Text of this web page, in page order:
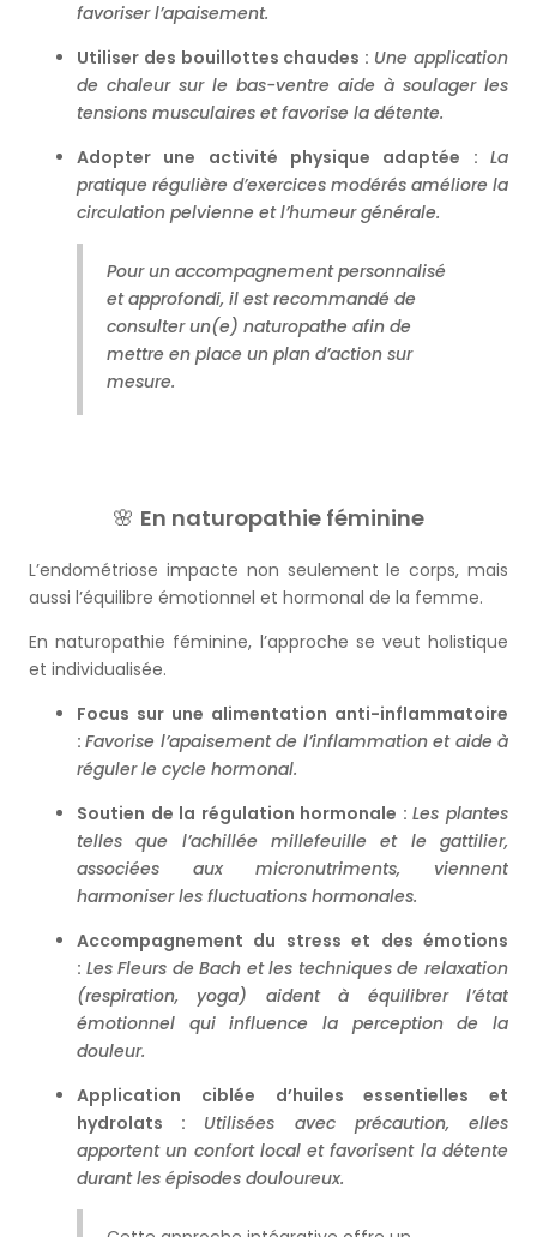
favoriser l’apaisement.
Utiliser des bouillottes chaudes : Une application
de chaleur sur le bas-ventre aide à soulager les
tensions musculaires et favorise la détente.
Adopter une activité physique adaptée : La
pratique régulière d’exercices modérés améliore la
circulation pelvienne et l’humeur générale.
Pour un accompagnement personnalisé
et approfondi, il est recommandé de
consulter un(e) naturopathe afin de
mettre en place un plan d’action sur
mesure.
🌸 En naturopathie féminine
L’endométriose impacte non seulement le corps, mais
aussi l’équilibre émotionnel et hormonal de la femme.
En naturopathie féminine, l’approche se veut holistique
et individualisée.
Focus sur une alimentation anti-inflammatoire
:Favorise l’apaisement de l’inflammation et aide à
réguler le cycle hormonal.
Soutien de la régulation hormonale :Les plantes
telles que l’achillée millefeuille et le gattilier,
associées aux micronutriments, viennent
harmoniser les fluctuations hormonales.
Accompagnement du stress et des émotions
: Les Fleurs de Bach et les techniques de relaxation
(respiration, yoga) aident à équilibrer l’état
émotionnel qui influence la perception de la
douleur.
Application ciblée d’huiles essentielles et
hydrolats : Utilisées avec précaution, elles
apportent un confort local et favorisent la détente
durant les épisodes douloureux.